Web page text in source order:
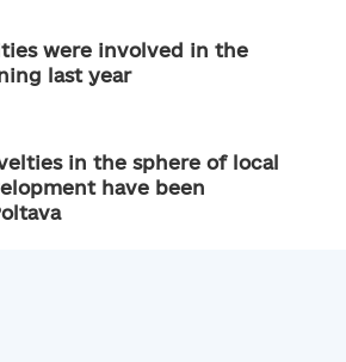
were involved in the
last year
in the sphere of local
have been